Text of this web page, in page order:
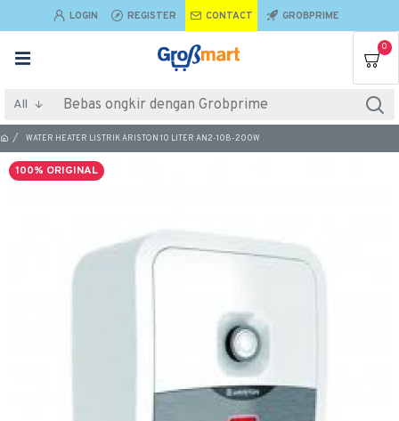
LOGIN REGISTER CONTACT GROBPRIME
0
All
WATER HEATER LISTRIK ARISTON 10 LITER AN2-10B-200W
100% ORIGINAL